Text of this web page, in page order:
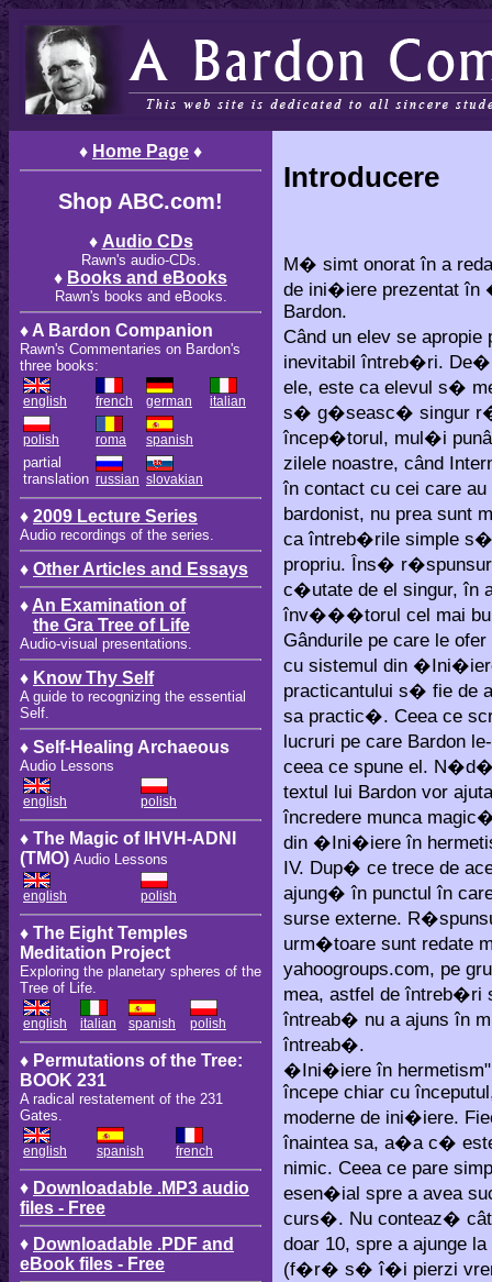
♦ Home Page ♦
Shop ABC.com!
♦ Audio CDs
Rawn's audio-CDs.
♦ Books and eBooks
Rawn's books and eBooks.
♦ A Bardon Companion
Rawn's Commentaries on Bardon's
three books:
english french german italian
polish roma spanish
partial
translation russian slovakian
♦ 2009 Lecture Series
Audio recordings of the series.
♦ Other Articles and Essays
♦ An Examination of
the Gra Tree of Life
Audio-visual presentations.
♦ Know Thy Self
A guide to recognizing the essential
Self.
♦ Self-Healing Archaeous
Audio Lessons
english polish
♦ The Magic of IHVH-ADNI
(TMO) Audio Lessons
english polish
♦ The Eight Temples
Meditation Project
Exploring the planetary spheres of the
Tree of Life.
english italian spanish polish
♦ Permutations of the Tree:
BOOK 231
A radical restatement of the 231
Gates.
english spanish french
♦ Downloadable .MP3 audio
files - Free
♦ Downloadable .PDF and
eBook files - Free
Introducere
M� simt onorat în a
de ini�iere prezentat în
Bardon.
Când un elev se
inevitabil întreb�ri.
ele, este ca elevul s�
s� g�seasc� singur
încep�torul, mul�i
zilele noastre, când
în contact cu cei care
bardonist, nu prea sunt
ca întreb�rile simple
propriu. Îns�
c�utate de el singur,
înv���torul cel mai
Gândurile pe care le
cu sistemul din
practicantului s� fie de
sa practic�. Ceea ce
lucruri pe care Bardon
ceea ce spune el.
textul lui Bardon vor
încredere munca
din �Ini�iere în
IV. Dup� ce trece de
ajung� în punctul în
surse externe.
urm�toare sunt redate
yahoogroups.com, pe
mea, astfel de întreb�ri
întreab� nu a ajuns în
întreab�.
�Ini�iere în
începe chiar cu
moderne de ini�iere.
înaintea sa, a�a c�
nimic. Ceea ce pare
esen�ial spre a avea
curs�. Nu conteaz�
doar 10, spre a ajunge
(f�r� s� î�i pierzi